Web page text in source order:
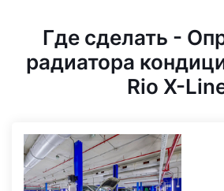
Где сделать -
радиатора
Rio X-